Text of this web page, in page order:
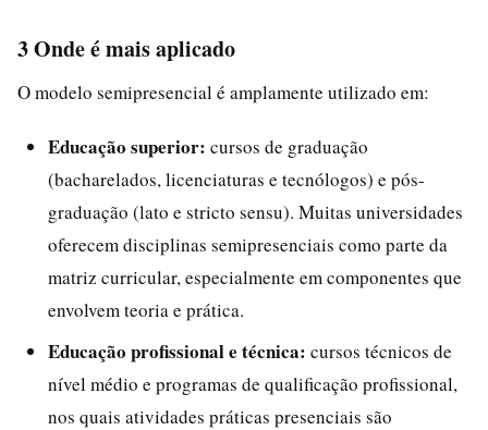
3 Onde é mais aplicado
O modelo semipresencial é amplamente utilizado em:
Educação superior: cursos de graduação
(bacharelados, licenciaturas e tecnólogos) e pós-
graduação (lato e stricto sensu). Muitas universidades
oferecem disciplinas semipresenciais como parte da
matriz curricular, especialmente em componentes que
envolvem teoria e prática.
Educação profissional e técnica: cursos técnicos de
nível médio e programas de qualificação profissional,
nos quais atividades práticas presenciais são